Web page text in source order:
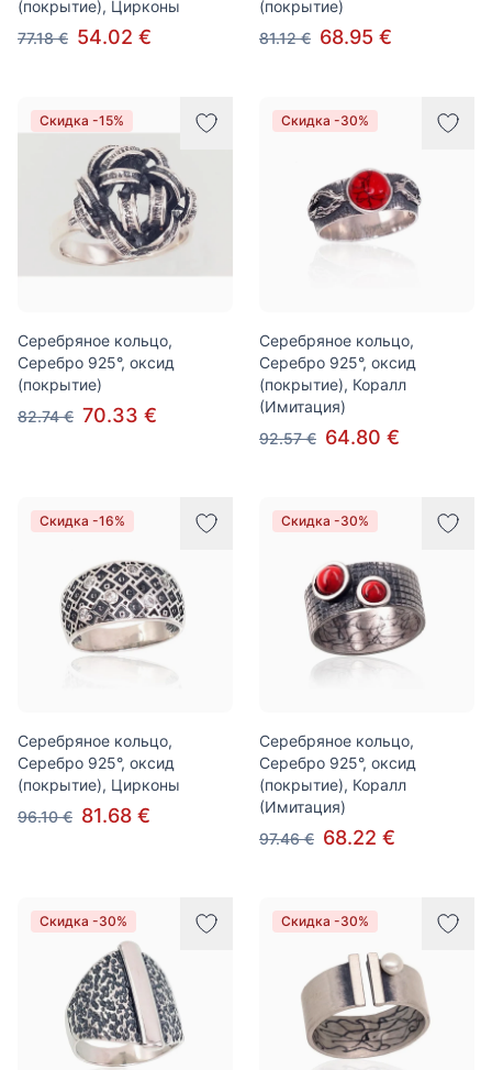
(покрытие), Цирконы
77.18 € 54.02 €
(покрытие)
81.12 € 68.95 €
Скидка -15%
Серебряное кольцо,
Серебро 925°, оксид
(покрытие)
82.74 € 70.33 €
Скидка -30%
Серебряное кольцо,
Серебро 925°, оксид
(покрытие), Коралл
(Имитация)
92.57 € 64.80 €
Скидка -16%
Серебряное кольцо,
Серебро 925°, оксид
(покрытие), Цирконы
96.10 € 81.68 €
Скидка -30%
Серебряное кольцо,
Серебро 925°, оксид
(покрытие), Коралл
(Имитация)
97.46 € 68.22 €
Скидка -30% Скидка -30%